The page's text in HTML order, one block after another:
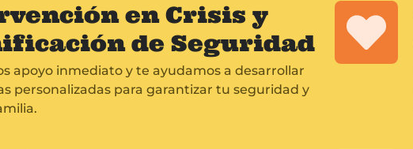
en Crisis y
de Seguridad
apoyo inmediato y te ayudamos a desarrollar
personalizadas para garantizar tu seguridad y